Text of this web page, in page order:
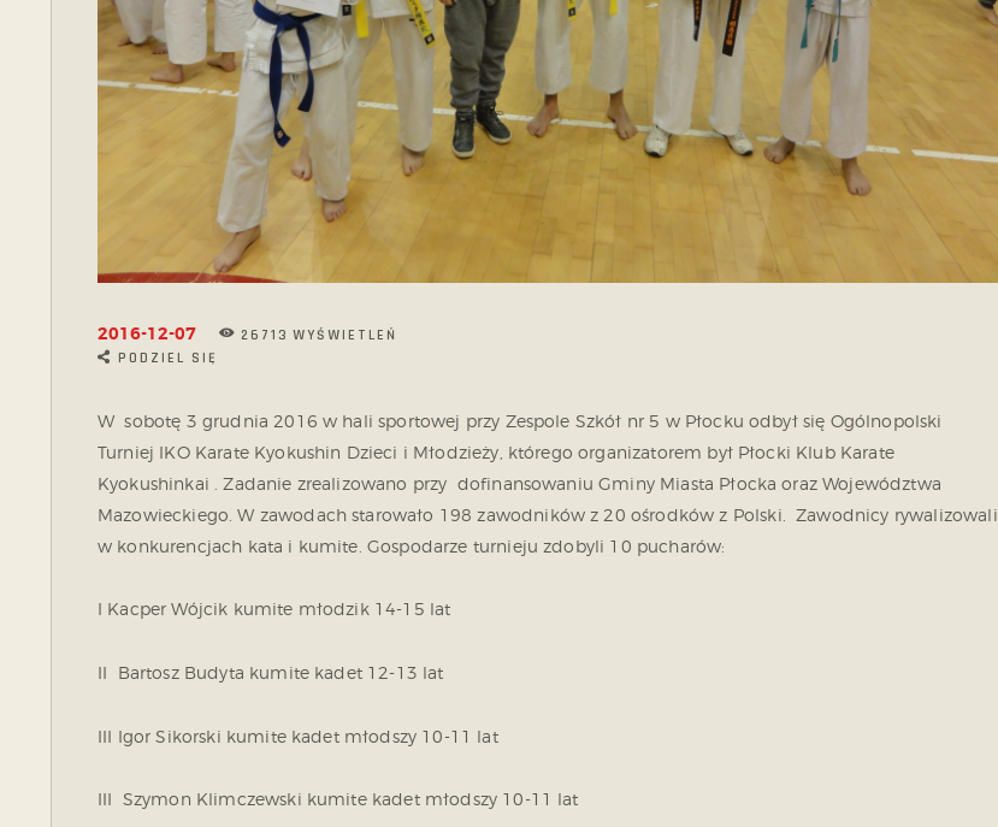
2016-12-07 26713 WYŚWIETLEŃ
PODZIEL SIĘ
W sobotę 3 grudnia 2016 w hali sportowej przy Zespole Szkół nr 5 w Płocku odbył się Ogólnopolski
Turniej IKO Karate Kyokushin Dzieci i Młodzieży, którego organizatorem był Płocki Klub Karate
Kyokushinkai . Zadanie zrealizowano przy dofinansowaniu Gminy Miasta Płocka oraz Województwa
Mazowieckiego. W zawodach starowało 198 zawodników z 20 ośrodków z Polski. Zawodnicy rywalizowali
w konkurencjach kata i kumite. Gospodarze turnieju zdobyli 10 pucharów:
I Kacper Wójcik kumite młodzik 14-15 lat
II Bartosz Budyta kumite kadet 12-13 lat
III Igor Sikorski kumite kadet młodszy 10-11 lat
III Szymon Klimczewski kumite kadet młodszy 10-11 lat